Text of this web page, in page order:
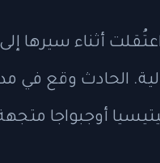
أثناء سيرها
الحادث وقع في
أوجبواجا